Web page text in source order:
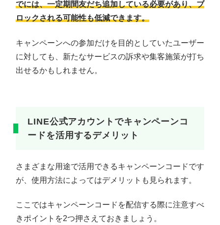
でには、一定期間友だち追加している必要があり、ブ
ロックされる可能性も低減できます。
キャンペーンへの参加だけを目的としていたユーザー
に対しても、新たなサービスの訴求や集客施策が打ち
出せるかもしれません。
LINE公式アカウントでキャンペーンコ
ードを活用するデメリット
さまざまな用途で活用できるキャンペーンコードです
が、使用方法によってはデメリットも見られます。
ここではキャンペーンコードを配信する際に注意すべ
きポイントを2つ押さえておきましょう。